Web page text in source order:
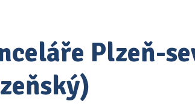
Plzeň-